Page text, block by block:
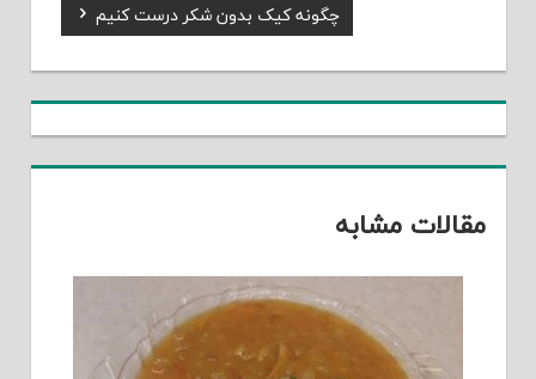
Next
Post:
چگونه کیک بدون شکر درست کنیم
مقالات مشابه